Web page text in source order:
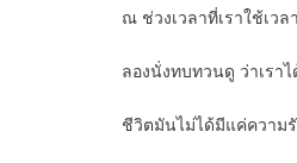
ณ ช่วงเวลาที่เราใช้เว
ลองนั่งทบทวนดู ว่าเรา
ชีวิตมันไม่ได้มีแค่ความ